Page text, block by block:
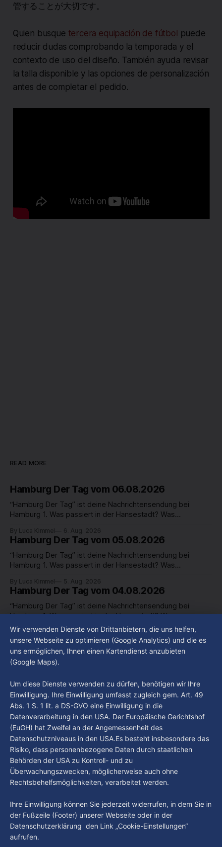
管することが大切です。
Quien busque tercera equipación de fútbol puede
reducir dudas comprobando la temporada y el
contexto de uso del diseño. También ayuda revisar
la talla disponible y las opciones de personalización
antes de completar el pedido.
READ MORE
Hamburg Der Tag vom 06.08.2026
“Hamburg Der Tag” ist deine Nachrichtensendung bei
Hamburg 1. Was passiert in der Hansestadt? Was
in unserer Stadt an? Fragen, die von Montag bis Freitag LIVE
um 18 Uhr beantwortet werden - auf YouTube und im TV.
By Luca Kimmel 6. Aug. 2026
Hamburg Der Tag vom 05.08.2026
“Hamburg Der Tag” ist deine Nachrichtensendung bei
Hamburg 1. Was passiert in der Hansestadt? Was
in unserer Stadt an? Fragen, die von Montag bis Freitag LIVE
um 18 Uhr beantwortet werden - auf YouTube und im TV.
By Luca Kimmel 5. Aug. 2026
Hamburg Der Tag vom 04.08.2026
“Hamburg Der Tag” ist deine Nachrichtensendung bei
Hamburg 1. Was passiert in der Hansestadt? Was
beschäftigt die Hamburgerinnen und Hamburger? Was steht
in unserer Stadt an? Fragen, die von Montag bis Freitag LIVE
um 18 Uhr beantwortet werden - auf YouTube und im TV.
By Luca Kimmel 4. Aug. 2026
Hamburg Der Tag vom 03.08.2026
“Hamburg Der Tag” ist deine Nachrichtensendung bei
Hamburg 1. Was passiert in der Hansestadt? Was
in unserer Stadt an? Fragen, die von Montag bis Freitag LIVE
um 18 Uhr beantwortet werden - auf YouTube und im TV.
By Luca Kimmel 3. Aug. 2026
Wir verwenden Dienste von Drittanbietern, die uns helfen,
unsere Webseite zu optimieren (Google Analytics) und die es
uns ermöglichen, Ihnen einen Kartendienst anzubieten
(Google Maps).
Um diese Dienste verwenden zu dürfen, benötigen wir Ihre
Einwilligung. Ihre Einwilligung umfasst zugleich gem. Art. 49
Abs. 1 S. 1 lit. a DS-GVO eine Einwilligung in die
Datenverarbeitung in den USA. Der Europäische Gerichtshof
(EuGH) hat Zweifel an der Angemessenheit des
Datenschutzniveaus in den USA.Es besteht insbesondere das
Risiko, dass personenbezogene Daten durch staatlichen
Behörden der USA zu Kontroll- und zu
Überwachungszwecken, möglicherweise auch ohne
Rechtsbehelfsmöglichkeiten, verarbeitet werden.
Ihre Einwilligung können Sie jederzeit widerrufen, in dem Sie in
der Fußzeile (Footer) unserer Webseite oder in der
Datenschutzerklärung den Link „Cookie-Einstellungen“
aufrufen.